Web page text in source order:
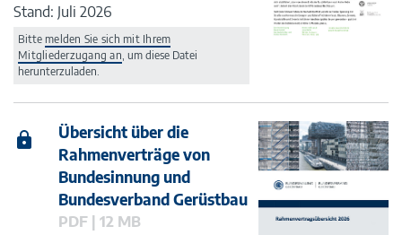
Stand: Juli 2026
Bitte melden Sie sich mit Ihrem
Mitgliederzugang an, um diese Datei
herunterzuladen.
Übersicht über die
Rahmenverträge von
Bundesinnung und
Bundesverband Gerüstbau
PDF | 12 MB